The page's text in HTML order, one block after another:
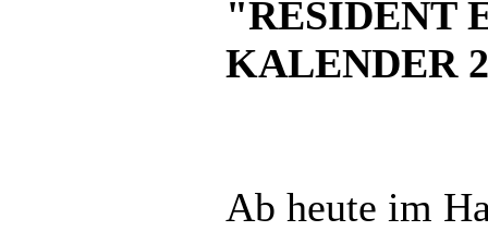
"RESIDENT
KALENDER
Ab heute im